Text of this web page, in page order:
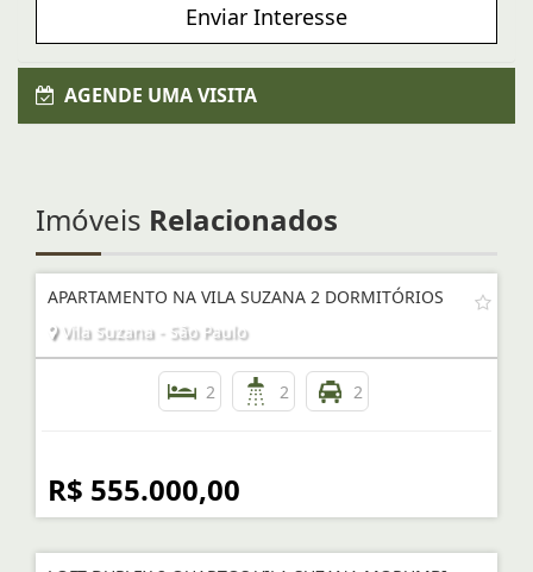
Enviar Interesse
AGENDE UMA VISITA
Imóveis Relacionados
APARTAMENTO NA VILA SUZANA 2 DORMITÓRIOS
Vila Suzana - São Paulo
2 2 2
R$ 555.000,00